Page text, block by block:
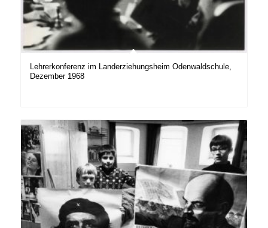
Lehrerkonferenz im Landerziehungsheim Odenwaldschule,
Dezember 1968